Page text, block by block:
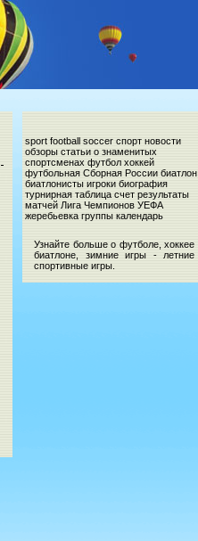
sport football soccer спорт новости
обзоры статьи о знаменитых
спортсменах футбол хоккей
футбольная Сборная России биатлон
биатлонисты игроки биография
турнирная таблица счет результаты
матчей Лига Чемпионов УЕФА
жеребьевка группы календарь
Узнайте больше о футболе, хоккее
биатлоне, зимние игры - летние
спортивные игры.